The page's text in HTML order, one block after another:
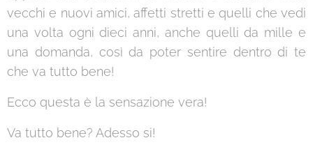
vecchi e nuovi amici, affetti stretti e quelli che vedi
una volta ogni dieci anni, anche quelli da mille e
una domanda, così da poter sentire dentro di te
che va tutto bene!
Ecco questa è la sensazione vera!
Va tutto bene? Adesso si!